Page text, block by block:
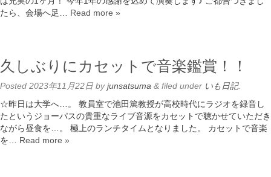
たら、会場へ足… Read more »
久しぶりにカセットで音楽鑑賞！！
Posted 2023年11月22日 byjunsatsuma & filed under いも日記.
☆昨日は大学へ…。 教員室で池田篤教授が高校時代にラジオを録音し
たというジョーパスの貴重なライブ音源をカセットで聴かせていただき
ながら昼食を…。 極上のランチタイムとなりました。 カセットで音楽
を… Read more »